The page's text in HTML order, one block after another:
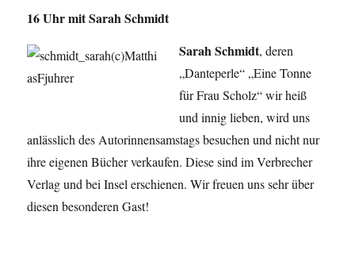
16 Uhr mit Sarah Schmidt
Sarah Schmidt, deren
„Danteperle“ „Eine Tonne
für Frau Scholz“ wir heiß
und innig lieben, wird uns
anlässlich des Autorinnensamstags besuchen und nicht nur
ihre eigenen Bücher verkaufen. Diese sind im Verbrecher
Verlag und bei Insel erschienen. Wir freuen uns sehr über
diesen besonderen Gast!